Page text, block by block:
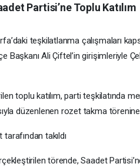
Partisi’ne Toplu Katılım
teşkilatlanma çalışmaları
Başkanı Ali Çiftel’in girişimleriyle
toplu katılım, parti teşkilatında
düzenlenen rozet takma
takıldı
törende, Saadet